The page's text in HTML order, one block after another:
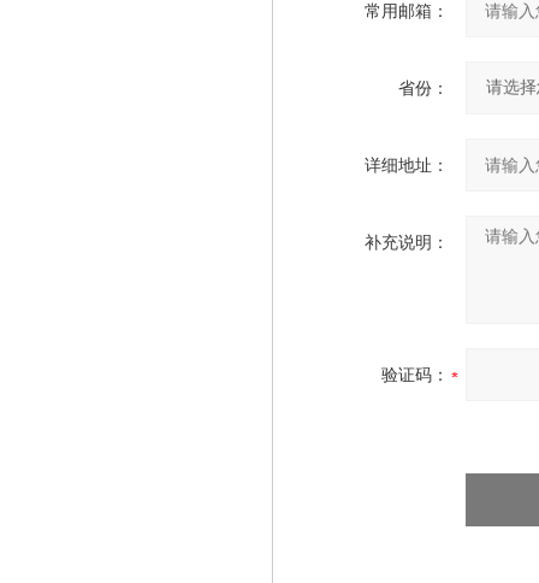
常用邮箱：
省份：
详细地址：
补充说明：
验证码：